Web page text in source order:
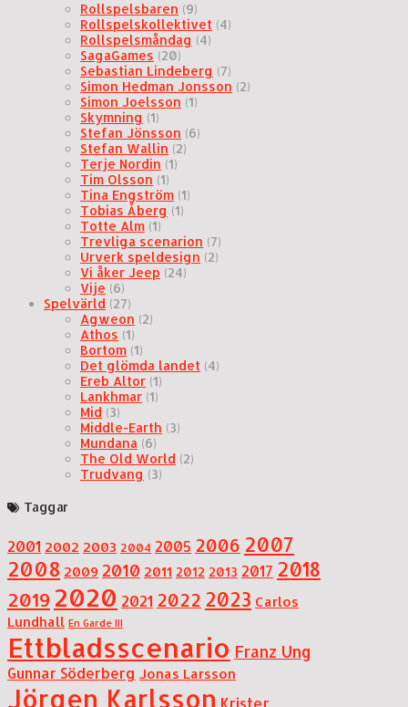
Rollspelsbaren (9)
Rollspelskollektivet (4)
Rollspelsmåndag (4)
SagaGames (20)
Sebastian Lindeberg (7)
Simon Hedman Jonsson (2)
Simon Joelsson (1)
Skymning (1)
Stefan Jönsson (6)
Stefan Wallin (2)
Terje Nordin (1)
Tim Olsson (1)
Tina Engström (1)
Tobias Åberg (1)
Totte Alm (1)
Trevliga scenarion (7)
Urverk speldesign (2)
Vi åker Jeep (24)
Vije (6)
Spelvärld (27)
Agweon (2)
Athos (1)
Bortom (1)
Det glömda landet (4)
Ereb Altor (1)
Lankhmar (1)
Mid (3)
Middle-Earth (3)
Mundana (6)
The Old World (2)
Trudvang (3)
Taggar
2001 2002 2003 2004 2005 2006 2007
2008 2009 2010 2011 2012 2013 2017 2018
2019 2020 2021 2022 2023 Carlos
Lundhall En Garde III
Ettbladsscenario Franz Ung
Gunnar Söderberg Jonas Larsson
Jörgen Karlsson Krister